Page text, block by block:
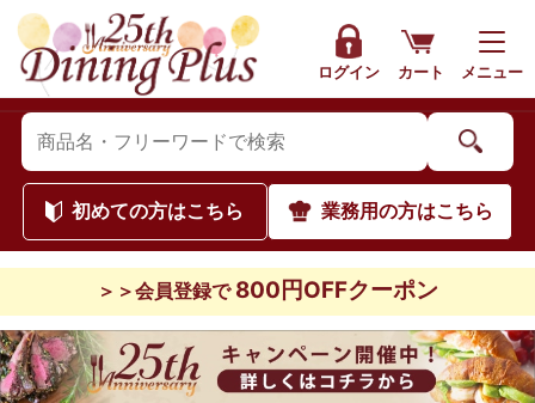
ログイン カート メニュー
初めての方はこちら 業務用の方はこちら
＞＞会員登録で 800円OFFクーポン